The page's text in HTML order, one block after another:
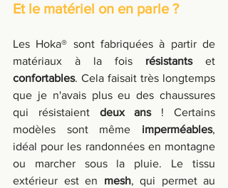
Et le matériel on en parle ?
Les Hoka® sont fabriquées à partir de
matériaux à la fois résistants
confortables. Cela faisait très longtemps
que je n'avais plus eu des chaussures
qui résistaient deux ans ! Certains
modèles sont même imperméables,
idéal pour les randonnées en montagne
ou marcher sous la pluie. Le tissu
extérieur est en mesh, qui permet au